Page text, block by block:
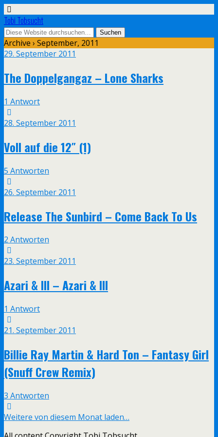
Tobi Tobsucht
Archive › September, 2011
29. September 2011
The Doppelgangaz – Lone Sharks
1 Antwort
28. September 2011
Voll auf die 12″ (1)
5 Antworten
26. September 2011
Release The Sunbird – Come Back To Us
2 Antworten
23. September 2011
Azari & III – Azari & III
1 Antwort
21. September 2011
Billie Ray Martin & Hard Ton – Fantasy Girl
(Snuff Crew Remix)
3 Antworten
Weitere von diesem Monat laden…